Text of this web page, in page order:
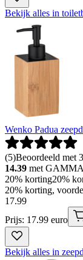
Bekijk alles in
Wenko Padua
(5)Beoordeeld met
14.39 met
20% korting20%
20% korting,
17.99
Prijs: 17.99 euro
Bekijk alles in